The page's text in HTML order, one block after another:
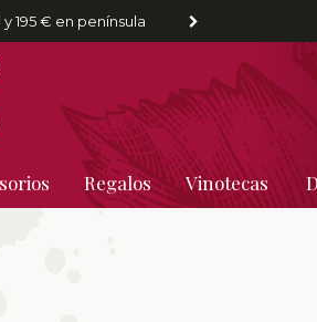
195 € en península
Regalos Vinotecas